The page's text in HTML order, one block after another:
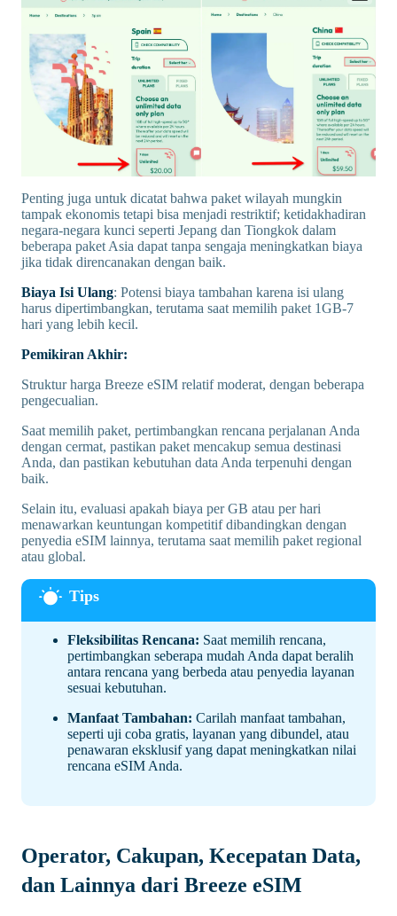
Penting juga untuk dicatat bahwa paket wilayah mungkin
tampak ekonomis tetapi bisa menjadi restriktif; ketidakhadiran
negara-negara kunci seperti Jepang dan Tiongkok dalam
beberapa paket Asia dapat tanpa sengaja meningkatkan biaya
jika tidak direncanakan dengan baik.
Biaya Isi Ulang: Potensi biaya tambahan karena isi ulang
harus dipertimbangkan, terutama saat memilih paket 1GB-7
hari yang lebih kecil.
Pemikiran Akhir:
Struktur harga Breeze eSIM relatif moderat, dengan beberapa
pengecualian.
Saat memilih paket, pertimbangkan rencana perjalanan Anda
dengan cermat, pastikan paket mencakup semua destinasi
Anda, dan pastikan kebutuhan data Anda terpenuhi dengan
baik.
Selain itu, evaluasi apakah biaya per GB atau per hari
menawarkan keuntungan kompetitif dibandingkan dengan
penyedia eSIM lainnya, terutama saat memilih paket regional
atau global.
Fleksibilitas Rencana: Saat memilih rencana,
pertimbangkan seberapa mudah Anda dapat beralih
antara rencana yang berbeda atau penyedia layanan
sesuai kebutuhan.
Manfaat Tambahan: Carilah manfaat tambahan,
seperti uji coba gratis, layanan yang dibundel, atau
penawaran eksklusif yang dapat meningkatkan nilai
rencana eSIM Anda.
Operator, Cakupan, Kecepatan Data,
dan Lainnya dari Breeze eSIM